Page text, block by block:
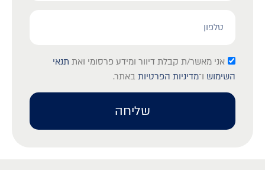
אני מאשר/ת קבלת דיוור ומידע פרסומי ואת תנאי
השימוש ו־מדיניות הפרטיות באתר.
שליחה